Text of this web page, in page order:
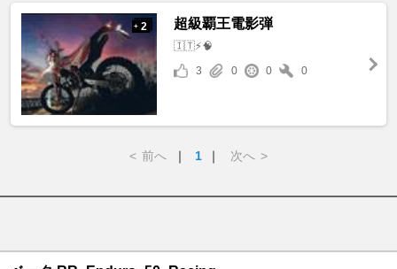
+ 2 超級覇王電影弾
🇮🇹⚡️🧠
3
0 0 0
< 前へ ｜ 1 ｜ 次へ >